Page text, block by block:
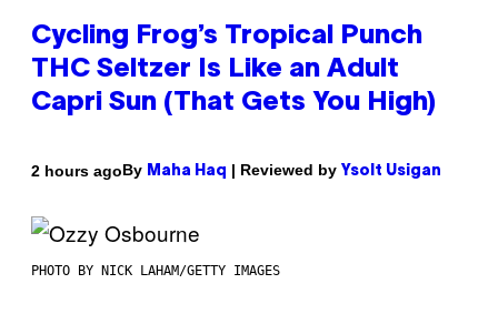
Cycling Frog’s Tropical Punch
THC Seltzer Is Like an Adult
Capri Sun (That Gets You High)
2 hours agoBy Maha Haq | Reviewed by Ysolt Usigan
PHOTO BY NICK LAHAM/GETTY IMAGES